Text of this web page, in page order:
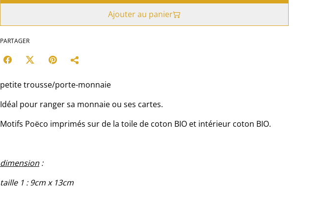
Ajouter au panier
PARTAGER
petite trousse/porte-monnaie
Idéal pour ranger sa monnaie ou ses cartes.
Motifs Poëco imprimés sur de la toile de coton BIO et intérieur coton BIO.
dimension :
taille 1 : 9cm x 13cm